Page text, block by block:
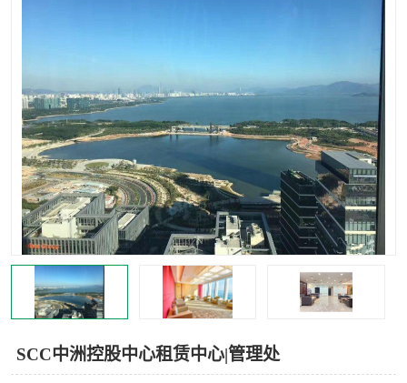
SCC中洲控股中心租赁中心|管理处
深圳宝安 福田车公庙
罗湖水贝 南山南油
龙华 罗湖区
宝安区 西乡
兴东 石岩